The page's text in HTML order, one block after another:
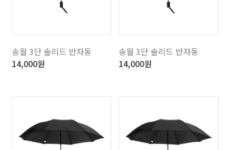
송월 3단 솔리드 반자동
14,000원
송월 3단 솔리드 반자동
14,000원